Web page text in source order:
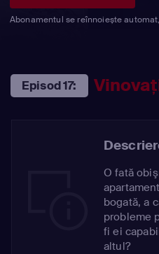
Abonamentul se reînnoiește
Episod 17:
O fată
bogată, a
probleme
fi ei
altul?